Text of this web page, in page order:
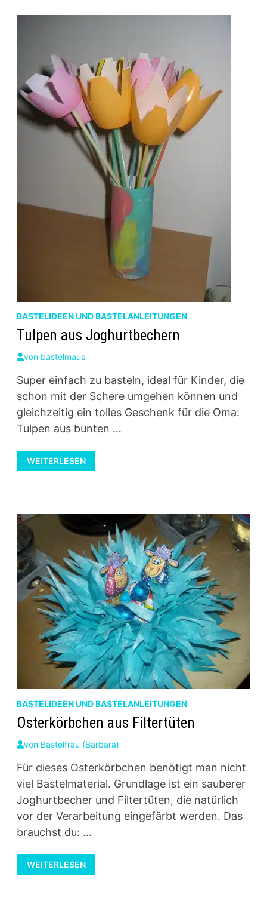
BASTELIDEEN UND BASTELANLEITUNGEN
Tulpen aus Joghurtbechern
von bastelmaus
Super einfach zu basteln, ideal für Kinder, die
schon mit der Schere umgehen können und
gleichzeitig ein tolles Geschenk für die Oma:
Tulpen aus bunten …
TULPEN
AUS
JOGHURTBECHERN
WEITERLESEN
BASTELIDEEN UND BASTELANLEITUNGEN
Osterkörbchen aus Filtertüten
von Bastelfrau (Barbara)
Für dieses Osterkörbchen benötigt man nicht
viel Bastelmaterial. Grundlage ist ein sauberer
Joghurtbecher und Filtertüten, die natürlich
vor der Verarbeitung eingefärbt werden. Das
brauchst du: …
OSTERKÖRBCHEN
AUS
FILTERTÜTEN
WEITERLESEN